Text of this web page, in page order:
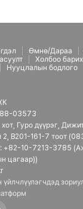
Өмнө/Дараа
Холбоо барих
Нууцлалын бодлого
88-03573
Гуро дүүрэг,
B201-161-7 тоот
: +82-10-7213-3785
цагаар))
үйлчлүүлэгчдэд